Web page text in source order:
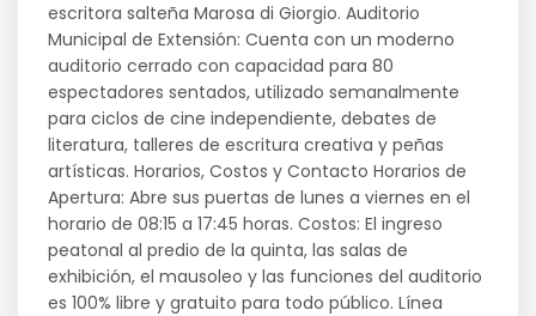
escritora salteña Marosa di Giorgio. Auditorio
Municipal de Extensión: Cuenta con un moderno
auditorio cerrado con capacidad para 80
espectadores sentados, utilizado semanalmente
para ciclos de cine independiente, debates de
literatura, talleres de escritura creativa y peñas
artísticas. Horarios, Costos y Contacto Horarios de
Apertura: Abre sus puertas de lunes a viernes en el
horario de 08:15 a 17:45 horas. Costos: El ingreso
peatonal al predio de la quinta, las salas de
exhibición, el mausoleo y las funciones del auditorio
es 100% libre y gratuito para todo público. Línea